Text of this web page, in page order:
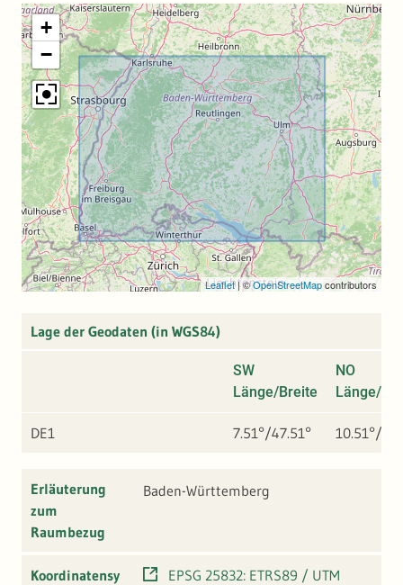
+
−
Leaflet|©OpenStreetMapcontributors
Lage der Geodaten (in WGS84)
SW
Länge/Breite
NO
Länge/
DE1 7.51°/47.51° 10.51°/
Erläuterung
zum
Raumbezug
Baden-Württemberg
Koordinatensy
EPSG 25832: ETRS89 / UTM